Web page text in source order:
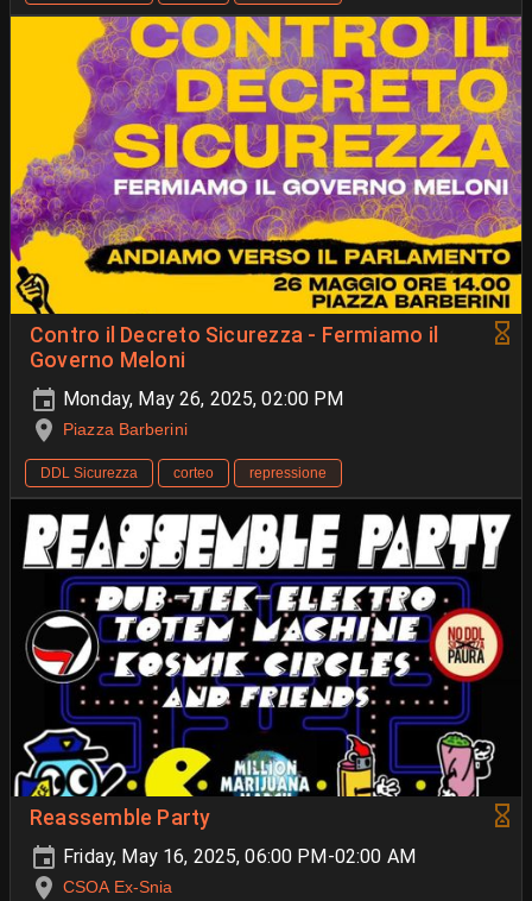
Contro il Decreto Sicurezza - Fermiamo il
Governo Meloni
Monday, May 26, 2025, 02:00 PM
Piazza Barberini
DDL Sicurezza corteo repressione
Reassemble Party
Friday, May 16, 2025, 06:00 PM-02:00 AM
CSOA Ex-Snia